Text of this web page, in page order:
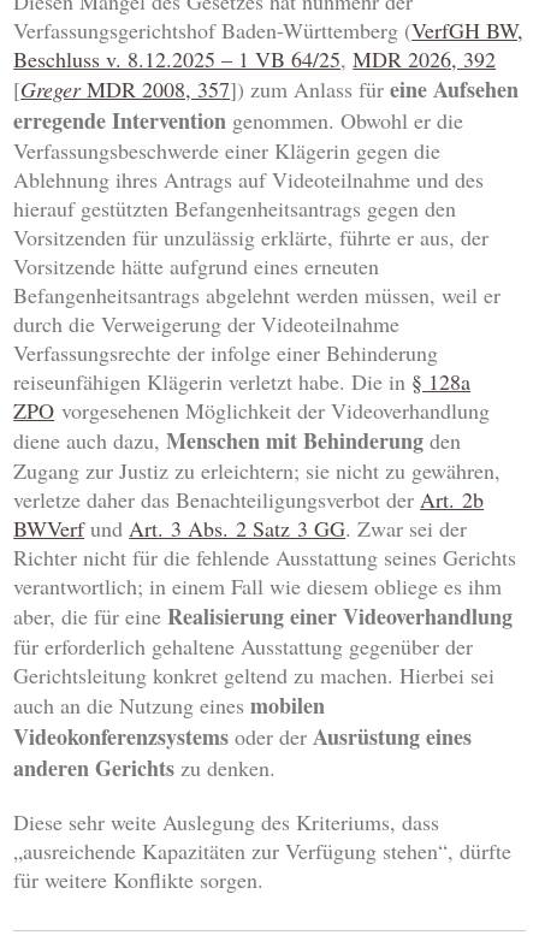
Verfassungsgerichtshof Baden-Württemberg (VerfGH BW,
Beschluss v. 8.12.2025 – 1 VB 64/25,MDR 2026, 392
[GregerMDR 2008, 357]) zum Anlass füreine Aufsehen
erregende Intervention genommen. Obwohl er die
Verfassungsbeschwerde einer Klägerin gegen die
Ablehnung ihres Antrags auf Videoteilnahme und des
hierauf gestützten Befangenheitsantrags gegen den
Vorsitzenden für unzulässig erklärte, führte er aus, der
Vorsitzende hätte aufgrund eines erneuten
Befangenheitsantrags abgelehnt werden müssen, weil er
durch die Verweigerung der Videoteilnahme
Verfassungsrechte der infolge einer Behinderung
reiseunfähigen Klägerin verletzt habe. Die in § 128a
ZPO vorgesehenen Möglichkeit der Videoverhandlung
diene auch dazu,Menschen mit Behinderung den
Zugang zur Justiz zu erleichtern; sie nicht zu gewähren,
verletze daher das Benachteiligungsverbot derArt. 2b
BWVerfundArt. 3 Abs. 2 Satz 3 GG. Zwar sei der
Richter nicht für die fehlende Ausstattung seines Gerichts
verantwortlich; in einem Fall wie diesem obliege es ihm
aber, die für eineRealisierung einer Videoverhandlung
für erforderlich gehaltene Ausstattung gegenüber der
Gerichtsleitung konkret geltend zu machen. Hierbei sei
auch an die Nutzung einesmobilen
Videokonferenzsystems oder derAusrüstung eines
anderen Gerichts zu denken.
Diese sehr weite Auslegung des Kriteriums, dass
„ausreichende Kapazitäten zur Verfügung stehen“, dürfte
für weitere Konflikte sorgen.